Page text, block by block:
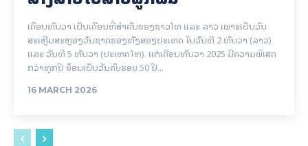
ເດືອນທັນວາ ເປັນເດືອນທີ່ສຳຄັນຂອງຊາວໄທ ແລະ ລາວ ເພາະເປັນວັນ
ສະເຫຼີມສະຫຼອງວັນຊາດຂອງທັງສອງປະເທດ ໃນວັນທີ 2 ທັນວາ (ລາວ)
ແລະ ວັນທີ 5 ທັນວາ (ປະເທດໄທ). ແຕ່ເດືອນທັນວາ 2025 ມີຄວາມພິເສດ
ກວ່າທຸກປີ ຍ້ອນເປັນວັນຄົບຮອບ 50 ປີ...
16 MARCH 2026